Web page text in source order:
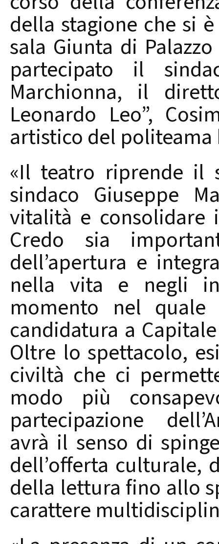
della stagione che si
sala Giunta di
partecipato il
Marchionna, il
Leonardo Leo”,
artistico del politeama
«Il teatro riprende il
sindaco Giuseppe
vitalità e
Credo sia
dell’apertura e
nella vita e negli
momento nel quale
candidatura a
Oltre lo spettacolo,
civiltà che ci
modo più
partecipazione
avrà il senso di
dell’offerta culturale,
della lettura fino allo
carattere